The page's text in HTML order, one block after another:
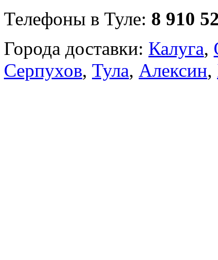
Телефоны в Туле: 8 910
Города доставки: Калуга,
Серпухов, Тула, Алексин,